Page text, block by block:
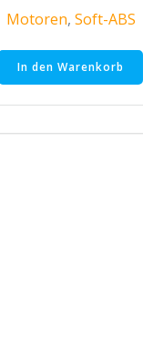
Motoren, Soft-ABS
In den Warenkorb